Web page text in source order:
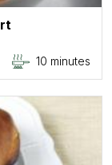
10 minutes